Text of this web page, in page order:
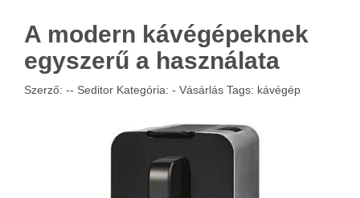
A modern kávégépeknek
egyszerű a használata
Szerző: -- Seditor Kategória: - Vásárlás Tags: kávégép